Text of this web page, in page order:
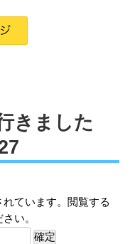
きました
ています。閲覧する
い。